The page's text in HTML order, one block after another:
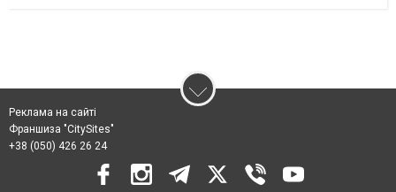
Реклама на сайті
Франшиза "CitySites"
+38 (050) 426 26 24